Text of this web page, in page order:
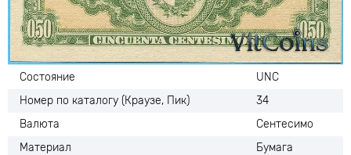
Состояние
UNC
Номер по каталогу (Краузе, Пик)
34
Валюта
Сентесимо
Материал
Бумага